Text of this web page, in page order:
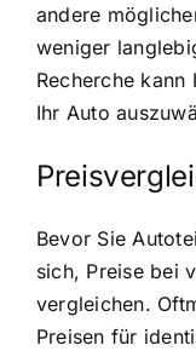
andere
weniger
Recherche
Ihr Auto
Bevor Sie
sich, Preise bei
vergleichen.
Preisen für